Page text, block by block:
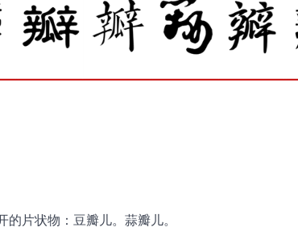
片状物：豆瓣儿。蒜瓣儿。